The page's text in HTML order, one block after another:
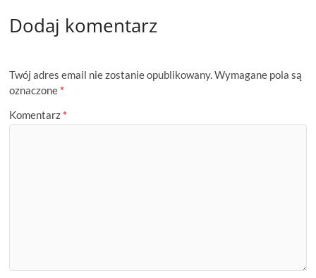
Dodaj komentarz
Twój adres email nie zostanie opublikowany. Wymagane pola są
oznaczone *
Komentarz *